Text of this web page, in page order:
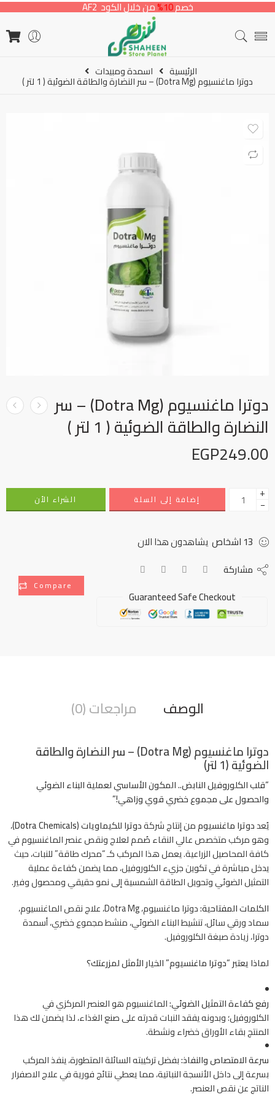
خصم10% من خلال الكود AF2
الرئيسية اسمدة ومبيدات
دوترا ماغنسيوم (Dotra Mg) – سر النضارة والطاقة الضوئية ( 1 لتر )
دوترا ماغنسيوم (Dotra Mg) – سر
النضارة والطاقة الضوئية ( 1 لتر )
EGP249.00
+
− إضافة إلى السلة الشراء الأن
13اشخاص يشاهدون هذا الان
Compare
مشاركة
Guaranteed Safe Checkout
الوصف مراجعات (0)
دوترا ماغنسيوم (Dotra Mg) – سر النضارة والطاقة
الضوئية (1 لتر)
“قلب الكلوروفيل النابض.. المكون الأساسي لعملية البناء الضوئي
والحصول على مجموع خضري قوي وزاهي!”
يُعددوترا ماغنسيوممن إنتاج شركةدوترا للكيماويات (Dotra Chemicals)
،
وهو مركب متخصص عالي النقاء صُمم لعلاج ونقص عنصر الماغنسيوم في
كافة المحاصيل الزراعية. يعمل هذا المركب كـ “محرك طاقة” للنبات، حيث
يدخل مباشرة في تكوين جزيء الكلوروفيل، مما يضمن كفاءة عملية
التمثيل الضوئي وتحويل الطاقة الشمسية إلى نمو حقيقي ومحصول وفير.
الكلمات المفتاحية:
دوترا ماغنسيوم، Dotra Mg، علاج نقص الماغنسيوم،
سماد ورقي سائل، تنشيط البناء الضوئي، منشط مجموع خضري، أسمدة
دوترا، زيادة صبغة الكلوروفيل.
لماذا يعتبر “دوترا ماغنسيوم” الخيار الأمثل لمزرعتك؟
رفع كفاءة التمثيل الضوئي:الماغنسيوم هو العنصر المركزي في
الكلوروفيل؛ وبدونه يفقد النبات قدرته على صنع الغذاء، لذا يضمن لك هذا
المنتج بقاء الأوراق خضراء ونشطة.
سرعة الامتصاص والنفاذ:بفضل تركيبته السائلة المتطورة، ينفذ المركب
بسرعة إلى داخل الأنسجة النباتية، مما يعطي نتائج فورية في علاج الاصفرار
الناتج عن نقص العنصر.